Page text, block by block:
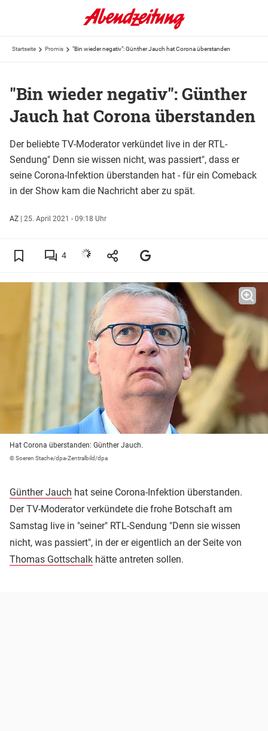
Startseite Promis "Bin wieder negativ": Günther Jauch hat Corona überstanden
"Bin wieder negativ": Günther
Jauch hat Corona überstanden
Der beliebte TV-Moderator verkündet live in der RTL-
Sendung" Denn sie wissen nicht, was passiert", dass er
seine Corona-Infektion überstanden hat - für ein Comeback
in der Show kam die Nachricht aber zu spät.
AZ | 25. April 2021 - 09:18 Uhr
4
Hat Corona überstanden: Günther Jauch.
© Soeren Stache/dpa-Zentralbild/dpa
Günther Jauch hat seine Corona-Infektion überstanden.
Der TV-Moderator verkündete die frohe Botschaft am
Samstag live in "seiner" RTL-Sendung "Denn sie wissen
nicht, was passiert", in der er eigentlich an der Seite von
Thomas Gottschalk hätte antreten sollen.